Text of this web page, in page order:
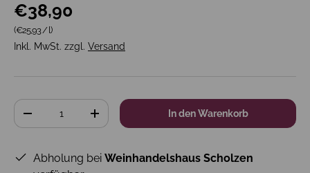
€38,90
Grundpreis
(€25,93/l)
Inkl. MwSt. zzgl. Versand
Anzahl
+ In den Warenkorb
Abholung bei Weinhandelshaus Scholzen